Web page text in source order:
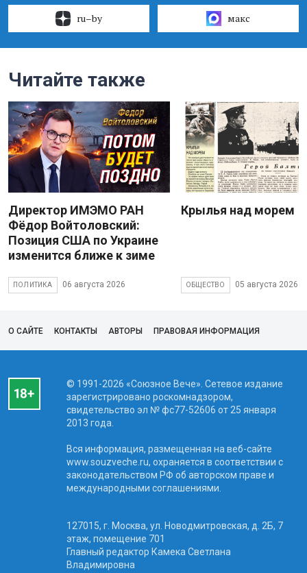
ru–by макс
Читайте также
Директор ИМЭМО РАН
Фёдор Войтоловский:
Позиция США по Украине
изменится ближе к зиме
ПОЛИТИКА 06 августа 2026
Крылья над морем
ОБЩЕСТВО 05 августа 2026
О САЙТЕ КОНТАКТЫ АВТОРЫ ПРАВОВАЯ ИНФОРМАЦИЯ
© 1991-2026 «Союзное Вече». Сетевое издание
зарегистрировано роскомнадзором,
свидетельство эл № фc77-52606 от 25 января
2013 года.
Вся информация, размещенная на веб-сайте
www.souzveche.ru, охраняется в соответствии с
законодательством РФ об авторском праве и
международными соглашениями.
127015, г. Москва, ул. Новодмитровская, д. 2Б, 7
этаж, помещение 701
Главный редактор Камека Светлана
Владимировна